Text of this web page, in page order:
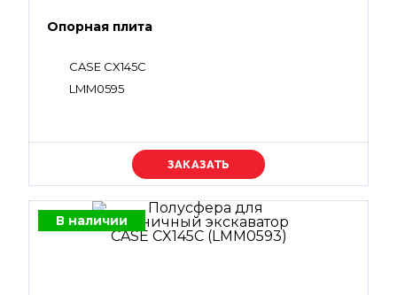
Опорная плита
CASE CX145C
LMM0595
Уточняйте цену
В наличии